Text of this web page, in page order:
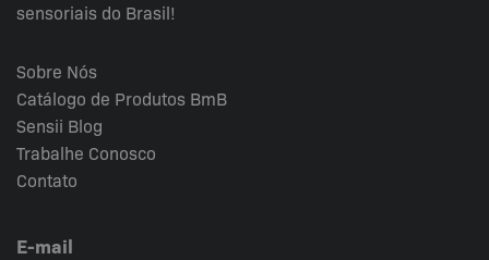
sensoriais do Brasil!
Sobre Nós
Catálogo de Produtos BmB
Sensii Blog
Trabalhe Conosco
Contato
E-mail